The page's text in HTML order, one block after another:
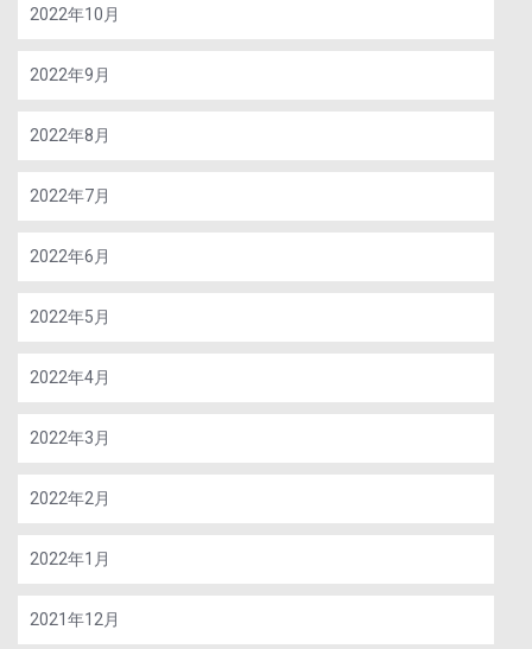
2022年10月
2022年9月
2022年8月
2022年7月
2022年6月
2022年5月
2022年4月
2022年3月
2022年2月
2022年1月
2021年12月